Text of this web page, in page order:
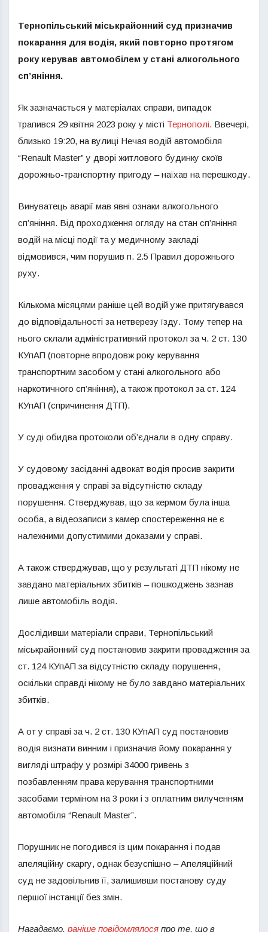
Тернопільський міськрайонний суд призначив
покарання для водія, який повторно протягом
року керував автомобілем у стані алкогольного
сп’яніння.
Як зазначається у матеріалах справи, випадок
трапився 29 квітня 2023 року у місті Тернополі. Ввечері,
близько 19:20, на вулиці Нечая водій автомобіля
“Renаult Master” у дворі житлового будинку скоїв
дорожньо-транспортну пригоду – наїхав на перешкоду.
Винуватець аварії мав явні ознаки алкогольного
сп’яніння. Від проходження огляду на стан сп’яніння
водій на місці події та у медичному закладі
відмовився, чим порушив п. 2.5 Правил дорожнього
руху.
Кількома місяцями раніше цей водій уже притягувався
до відповідальності за нетверезу їзду. Тому тепер на
нього склали адміністративний протокол за ч. 2 ст. 130
КУпАП (повторне впродовж року керування
транспортним засобом у стані алкогольного або
наркотичного сп’яніння), а також протокол за ст. 124
КУпАП (спричинення ДТП).
У суді обидва протоколи об’єднали в одну справу.
У судовому засіданні адвокат водія просив закрити
провадження у справі за відсутністю складу
порушення. Стверджував, що за кермом була інша
особа, а відеозаписи з камер спостереження не є
належними допустимими доказами у справі.
А також стверджував, що у результаті ДТП нікому не
завдано матеріальних збитків – пошкоджень зазнав
лише автомобіль водія.
Дослідивши матеріали справи, Тернопільський
міськрайонний суд постановив закрити провадження за
ст. 124 КУпАП за відсутністю складу порушення,
оскільки справді нікому не було завдано матеріальних
збитків.
А от у справі за ч. 2 ст. 130 КУпАП суд постановив
водія визнати винним і призначив йому покарання у
вигляді штрафу у розмірі 34000 гривень з
позбавленням права керування транспортними
засобами терміном на 3 роки і з оплатним вилученням
автомобіля “Renаult Master”.
Порушник не погодився із цим покарання і подав
апеляційну скаргу, однак безуспішно – Апеляційний
суд не задовільнив її, залишивши постанову суду
першої інстанції без змін.
Нагадаємо, раніше повідомлялося про те, що в